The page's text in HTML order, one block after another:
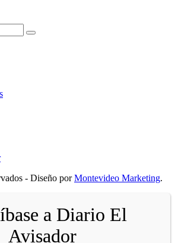
- Diseño porMontevideo Marketing.
a Diario El
Avisador